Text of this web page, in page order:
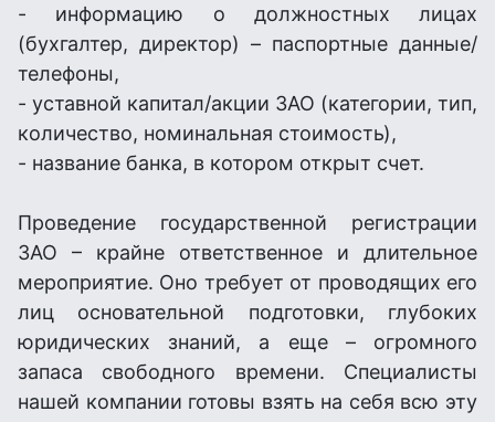
- информацию о должностных лицах
(бухгалтер, директор) – паспортные данные/
телефоны,
- уставной капитал/акции ЗАО (категории, тип,
количество, номинальная стоимость),
- название банка, в котором открыт счет.
Проведение государственной регистрации
ЗАО – крайне ответственное и длительное
мероприятие. Оно требует от проводящих его
лиц основательной подготовки, глубоких
юридических знаний, а еще – огромного
запаса свободного времени. Специалисты
нашей компании готовы взять на себя всю эту